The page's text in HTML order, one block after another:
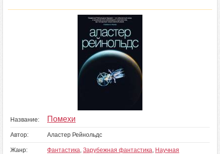
Название: Помехи
Автор: Аластер Рейнольдс
Жанр: Фантастика, Зарубежная фантастика, Научная